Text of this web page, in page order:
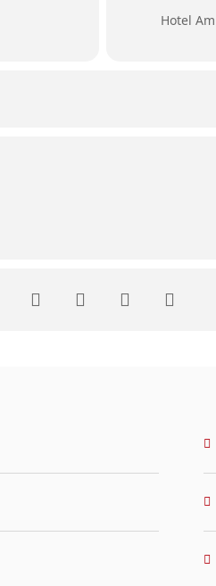
Hotel